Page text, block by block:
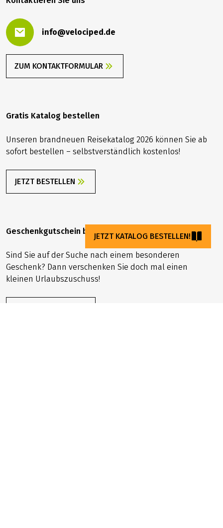
info@velociped.de
ZUM KONTAKTFORMULAR
Gratis Katalog bestellen
Unseren brandneuen Reisekatalog 2026 können Sie ab
sofort bestellen – selbstverständlich kostenlos!
JETZT BESTELLEN
Geschenkgutschein bestellen
Sind Sie auf der Suche nach einem besonderen
Geschenk? Dann verschenken Sie doch mal einen
kleinen Urlaubszuschuss!
JETZT KATALOG BESTELLEN!